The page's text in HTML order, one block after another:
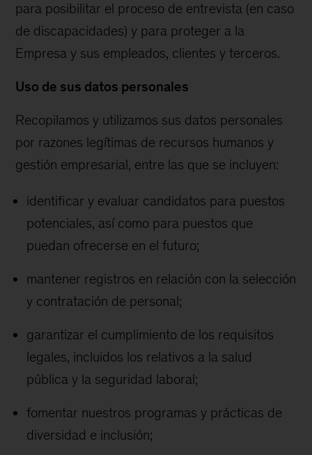
para posibilitar el proceso de entrevista (en caso
de discapacidades) y para proteger a la
Empresa y sus empleados, clientes y terceros.
Uso de sus datos personales
Recopilamos y utilizamos sus datos personales
por razones legítimas de recursos humanos y
gestión empresarial, entre las que se incluyen:
identificar y evaluar candidatos para puestos
potenciales, así como para puestos que
puedan ofrecerse en el futuro;
mantener registros en relación con la selección
y contratación de personal;
garantizar el cumplimiento de los requisitos
legales, incluidos los relativos a la salud
pública y la seguridad laboral;
fomentar nuestros programas y prácticas de
diversidad e inclusión;